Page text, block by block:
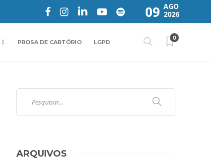
09 AGO
2026
PROSA DE CARTÓRIO LGPD
0
ARQUIVOS